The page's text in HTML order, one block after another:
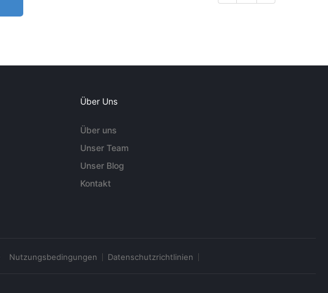
Über Uns
Über uns
Unser Team
Unser Blog
Kontakt
Nutzungsbedingungen Datenschutzrichtlinien